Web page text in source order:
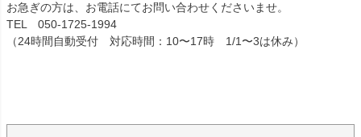
お急ぎの方は、お電話にてお問い合わせくださいませ。
TEL 050-1725-1994
（24時間自動受付 対応時間：10〜17時 1/1〜3は休み）